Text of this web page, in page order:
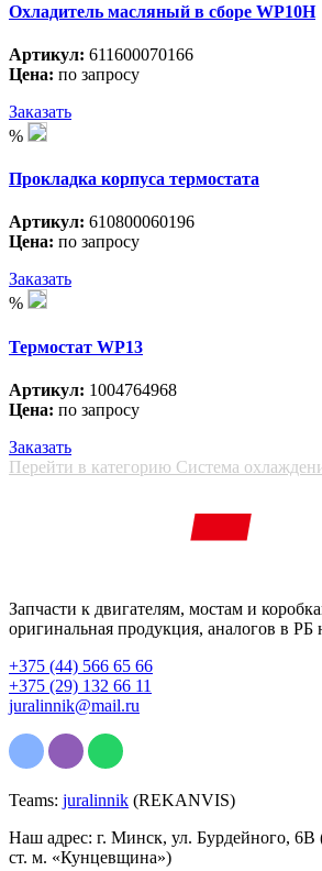
Охладитель масляный в сборе WP10H
Артикул: 611600070166
Цена: по запросу
Заказать
%
Прокладка корпуса термостата
Артикул: 610800060196
Цена: по запросу
Заказать
%
Термостат WP13
Артикул: 1004764968
Цена: по запросу
Заказать
Перейти в категорию Система
Запчасти к двигателям, мостам и
оригинальная продукция, аналогов в РБ
+375 (44) 566 65 66
+375 (29) 132 66 11
juralinnik@mail.ru
Teams: juralinnik (REKANVIS)
Наш адрес: г. Минск, ул. Бурдейного,
ст. м. «Кунцевщина»)